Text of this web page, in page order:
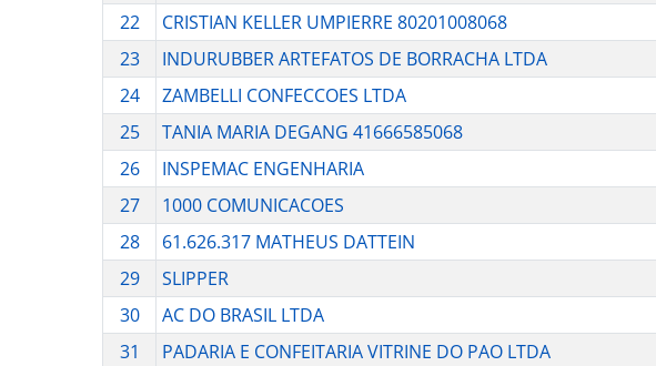
22
CRISTIAN KELLER UMPIERRE 80201008068
23
INDURUBBER ARTEFATOS DE BORRACHA LTDA
24
ZAMBELLI CONFECCOES LTDA
25
TANIA MARIA DEGANG 41666585068
26
INSPEMAC ENGENHARIA
27
1000 COMUNICACOES
28
61.626.317 MATHEUS DATTEIN
29
SLIPPER
30
AC DO BRASIL LTDA
31
PADARIA E CONFEITARIA VITRINE DO PAO LTDA